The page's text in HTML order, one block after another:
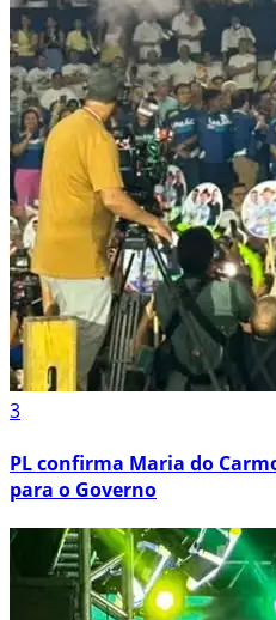
3
PL confirma Maria do
para o Governo